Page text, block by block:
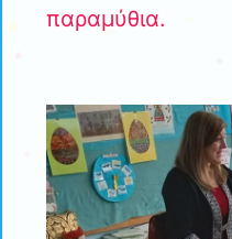
παραμύθια.